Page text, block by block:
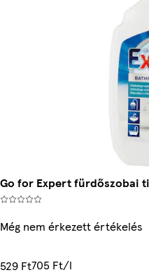
Go for Expert fürdőszobai
Még nem érkezett értékelés
529 Ft705 Ft/l